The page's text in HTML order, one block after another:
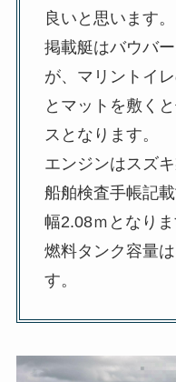
良いと思います。
掲載艇はバウバ
が、マリントイ
とマットを敷く
スとなります。
エンジンはスズ
船舶検査手帳記
幅2.08ｍとなりま
燃料タンク容量
す。